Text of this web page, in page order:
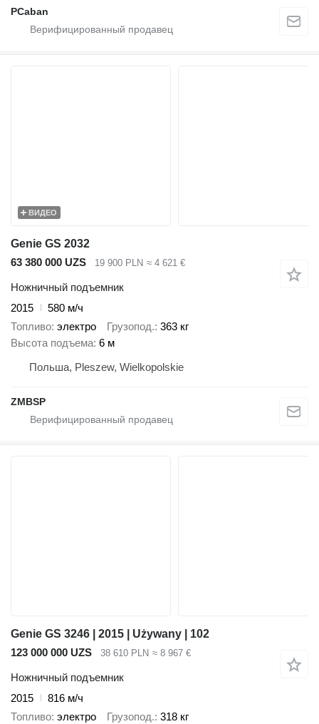
PCaban
ВИДЕО
Genie GS 2032
63 380 000 UZS
19 900 PLN ≈ 4 621 €
Ножничный подъемник
2015
580 м/ч
Топливо электро Грузопод. 363 кг
Высота подъема 6 м
Польша, Pleszew, Wielkopolskie
ZMBSP
Genie GS 3246 | 2015 | Używany | 102
123 000 000 UZS
38 610 PLN ≈ 8 967 €
Ножничный подъемник
2015
816 м/ч
Топливо электро Грузопод. 318 кг